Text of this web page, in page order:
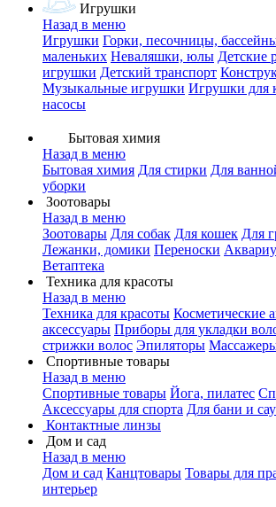
Игрушки
Назад в меню
Игрушки Горки, песочницы,
маленьких Неваляшки, юлы Детские
игрушки Детский транспорт
Музыкальные игрушки Игрушки для
насосы
Бытовая химия
Назад в меню
Бытовая химия Для стирки Для
уборки
Зоотовары
Назад в меню
Зоотовары Для собак Для кошек Для
Лежанки, домики Переноски
Ветаптека
Техника для красоты
Назад в меню
Техника для красоты Косметические
аксессуары Приборы для укладки
стрижки волос Эпиляторы
Спортивные товары
Назад в меню
Спортивные товары Йога, пилатес
Аксессуары для спорта Для бани и
Контактные линзы
Дом и сад
Назад в меню
Дом и сад Канцтовары Товары для
интерьер